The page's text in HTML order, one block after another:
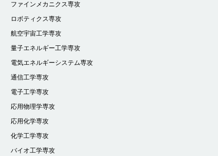
ファインメカニクス専攻
ロボティクス専攻
航空宇宙工学専攻
量子エネルギー工学専攻
電気エネルギーシステム専攻
通信工学専攻
電子工学専攻
応用物理学専攻
応用化学専攻
化学工学専攻
バイオ工学専攻